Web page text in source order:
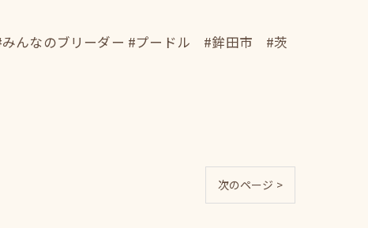
んなのブリーダー #プードル #鉾田市 #茨
次のページ >